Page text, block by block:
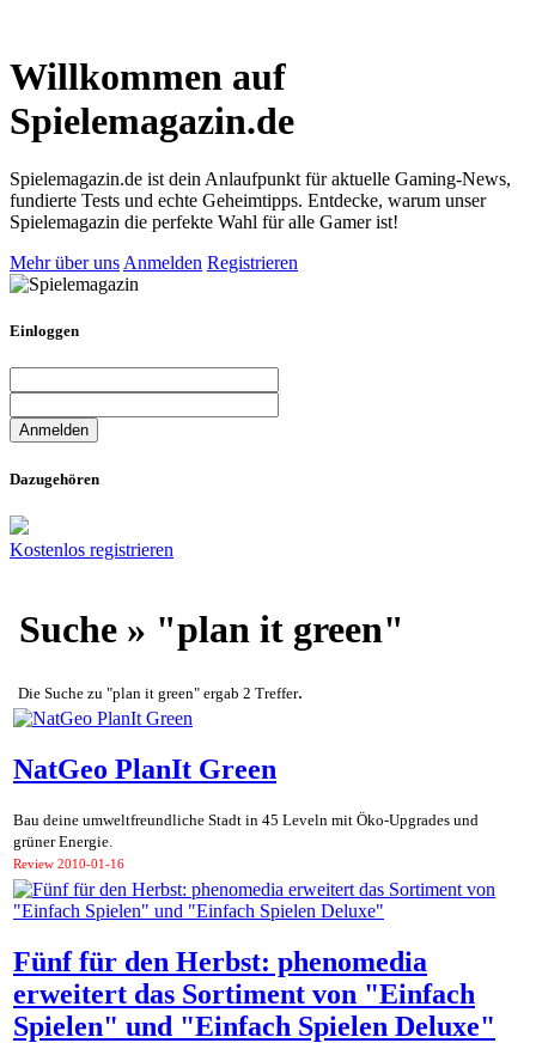
Willkommen auf
Spielemagazin.de
Spielemagazin.de ist dein Anlaufpunkt für aktuelle Gaming-News,
fundierte Tests und echte Geheimtipps. Entdecke, warum unser
Spielemagazin die perfekte Wahl für alle Gamer ist!
Mehr über uns Anmelden Registrieren
Einloggen
Dazugehören
Kostenlos registrieren
Suche » "plan it green"
Die Suche zu "plan it green" ergab 2 Treffer.
NatGeo PlanIt Green
Bau deine umweltfreundliche Stadt in 45 Leveln mit Öko-Upgrades und
grüner Energie.
Review 2010-01-16
Fünf für den Herbst: phenomedia
erweitert das Sortiment von "Einfach
Spielen" und "Einfach Spielen Deluxe"